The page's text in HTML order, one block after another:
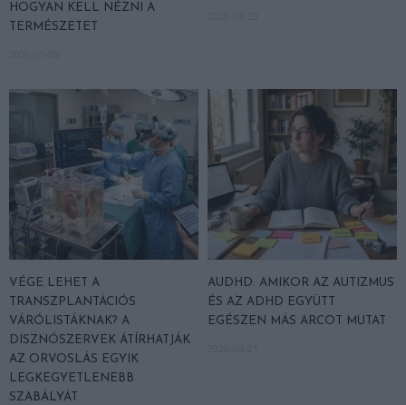
HOGYAN KELL NÉZNI A
TERMÉSZETET
VÉGE LEHET A
TRANSZPLANTÁCIÓS
VÁRÓLISTÁKNAK? A
DISZNÓSZERVEK ÁTÍRHATJÁK
AZ ORVOSLÁS EGYIK
LEGKEGYETLENEBB
SZABÁLYÁT
AUDHD: AMIKOR AZ AUTIZMUS
ÉS AZ ADHD EGYÜTT
EGÉSZEN MÁS ARCOT MUTAT